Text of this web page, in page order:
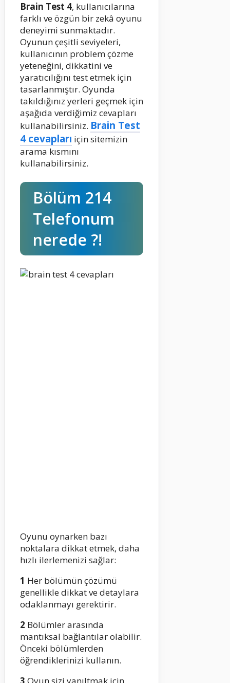
Brain Test 4, kullanıcılarına
farklı ve özgün bir zekâ oyunu
deneyimi sunmaktadır.
Oyunun çeşitli seviyeleri,
kullanıcının problem çözme
yeteneğini, dikkatini ve
yaratıcılığını test etmek için
tasarlanmıştır. Oyunda
takıldığınız yerleri geçmek için
aşağıda verdiğimiz cevapları
kullanabilirsiniz. Brain Test
4 cevapları için sitemizin
arama kısmını
kullanabilirsiniz.
Bölüm 214
Telefonum
nerede ?!
Oyunu oynarken bazı
noktalara dikkat etmek, daha
hızlı ilerlemenizi sağlar:
1 Her bölümün çözümü
genellikle dikkat ve detaylara
odaklanmayı gerektirir.
2 Bölümler arasında
mantıksal bağlantılar olabilir.
Önceki bölümlerden
öğrendiklerinizi kullanın.